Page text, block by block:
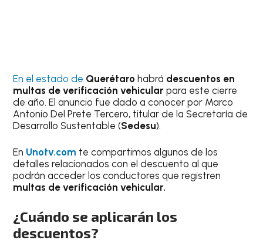
En el estado de Querétarohabrá descuentos en
multas de verificación vehicular para este cierre
de año. El anuncio fue dado a conocer por Marco
Antonio Del Prete Tercero, titular de la Secretaría de
Desarrollo Sustentable (Sedesu).
En Unotv.com te compartimos algunos de los
detalles relacionados con el descuento al que
podrán acceder los conductores que registren
multas de verificación vehicular.
¿Cuándo se aplicarán los
descuentos?